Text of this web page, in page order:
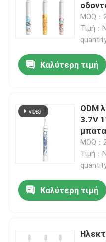
Teens
MOQ：
Τιμή：
Καλύτερη τιμή
ODM
3.7V
MOQ：
Τιμή：
Καλύτερη τιμή